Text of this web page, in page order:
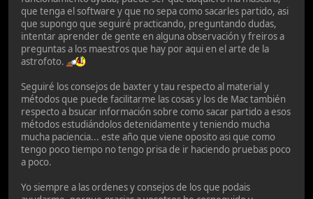
que tenga el software y que no sepa como sacarles partido, asi
que supongo que seguiré practicando, preguntando dudas,
intentar aprender de gente en alguna observación y freiros a
preguntas a los maestros que hay por aqui en el arte de la
astrofoto.
Seguiré los consejos de baxter y tau respecto al material y
métodos que puede facilitarme las cosas y los de Mac también
respecto a bsucar información sobre como sacar partido a esos
métodos estudiándolos detenidamente y teniendo mucha
mucha paciencia... este año que viene oposito asi que como
tengo poco tiempo no tengo prisa de ir haciendo pruebas poco
a poco.
Yo siempre a las ordenes y consejos de los que podais